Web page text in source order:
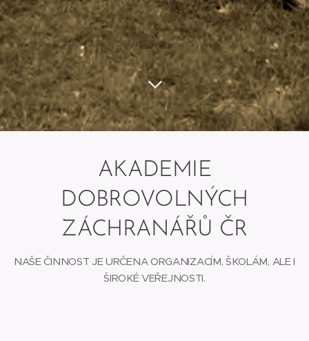
AKADEMIE
DOBROVOLNÝCH
ZÁCHRANÁŘŮ ČR
NAŠE ČINNOST JE URČENA ORGANIZACÍM, ŠKOLÁM, ALE I
ŠIROKÉ VEŘEJNOSTI.